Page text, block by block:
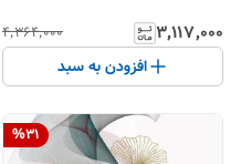
۳٬۱۱۷٬۰۰۰ ۴٬۳۶۴٬۰۰۰
افزودن به سبد
%31